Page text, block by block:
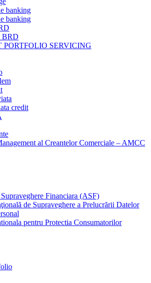
banking
banking
BRD
PORTFOLIO SERVICING
credit
al Creantelor Comerciale – AMCC
Financiara (ASF)
de Supraveghere a Prelucrării Datelor
pentru Protectia Consumatorilor